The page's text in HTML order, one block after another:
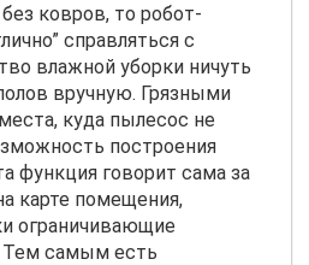
ковров, то робот-
справляться с
влажной уборки ничуть
вручную. Грязными
куда пылесос не
построения
функция говорит сама за
карте помещения,
ограничивающие
Тем самым есть